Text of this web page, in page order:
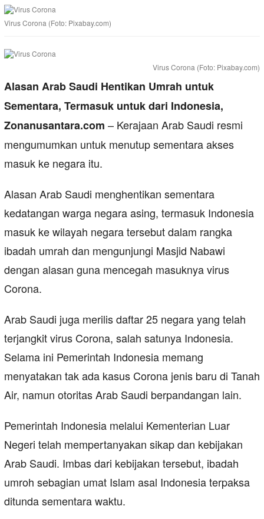
Virus Corona (Foto: Pixabay.com)
Virus Corona (Foto: Pixabay.com)
Alasan Arab Saudi Hentikan Umrah untuk
Sementara, Termasuk untuk dari Indonesia,
Zonanusantara.com – Kerajaan Arab Saudi resmi
mengumumkan untuk menutup sementara akses
masuk ke negara itu.
Alasan Arab Saudi menghentikan sementara
kedatangan warga negara asing, termasuk Indonesia
masuk ke wilayah negara tersebut dalam rangka
ibadah umrah dan mengunjungi Masjid Nabawi
dengan alasan guna mencegah masuknya virus
Corona.
Arab Saudi juga merilis daftar 25 negara yang telah
terjangkit virus Corona, salah satunya Indonesia.
Selama ini Pemerintah Indonesia memang
menyatakan tak ada kasus Corona jenis baru di Tanah
Air, namun otoritas Arab Saudi berpandangan lain.
Pemerintah Indonesia melalui Kementerian Luar
Negeri telah mempertanyakan sikap dan kebijakan
Arab Saudi. Imbas dari kebijakan tersebut, ibadah
umroh sebagian umat Islam asal Indonesia terpaksa
ditunda sementara waktu.